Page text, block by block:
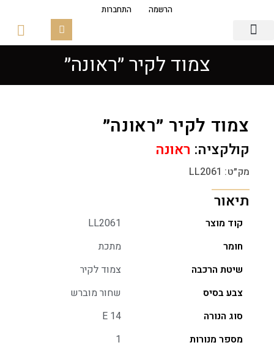
הרשמה התחברות
צמוד לקיר ״ראונה״
צמוד לקיר ״ראונה״
קולקציה: ראונה
מק״ט: LL2061
תיאור
קוד מוצר
LL2061
חומר
מתכת
שיטת הרכבה
צמוד לקיר
צבע בסיס
שחור מוברש
סוג הנורה
E 14
מספר מנורות
1